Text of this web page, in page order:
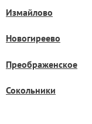
Измайлово
Новогиреево
Преображенское
Сокольники